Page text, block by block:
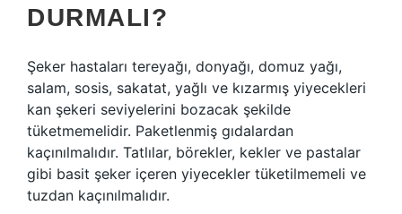
DURMALI?
Şeker hastaları tereyağı, donyağı, domuz yağı,
salam, sosis, sakatat, yağlı ve kızarmış yiyecekleri
kan şekeri seviyelerini bozacak şekilde
tüketmemelidir. Paketlenmiş gıdalardan
kaçınılmalıdır. Tatlılar, börekler, kekler ve pastalar
gibi basit şeker içeren yiyecekler tüketilmemeli ve
tuzdan kaçınılmalıdır.